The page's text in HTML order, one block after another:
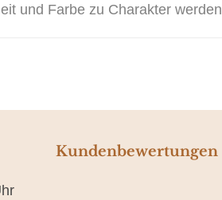
und Farbe zu Charakter werden
Kundenbewertungen